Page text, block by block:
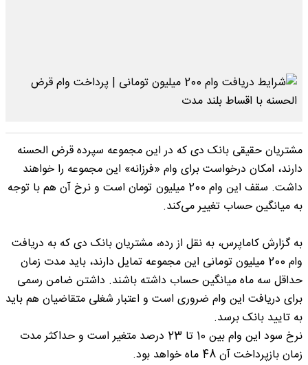
مشتریان حقیقی بانک دی که در این مجموعه سپرده قرض الحسنه
دارند، امکان درخواست برای وام «فرزانه» این مجموعه را خواهند
داشت. سقف این وام 200 میلیون تومان است و نرخ آن هم با توجه
به میانگین حساب تغییر می‌کند.
به گزارش کاماپرس، به نقل از رده، مشتریان بانک دی که به دریافت
وام 200 میلیون تومانی این مجموعه تمایل دارند، باید مدت زمان
حداقل سه ماه میانگین حساب داشته باشند. داشتن ضامن رسمی
برای دریافت این وام ضروری است و اعتبار شغلی متقاضیان هم باید
به تایید بانک برسد.
نرخ سود این وام بین 10 تا 23 درصد متغیر است و حداکثر مدت
زمان بازپرداخت آن 48 ماه خواهد بود.